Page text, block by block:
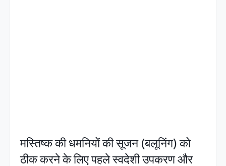
मस्तिष्क की धमनियों की सूजन (बलूनिंग) को
ठीक करने के लिए पहले स्वदेशी उपकरण और